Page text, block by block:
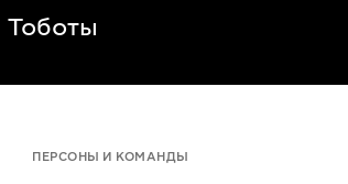
Тоботы
ПЕРСОНЫ И КОМАНДЫ